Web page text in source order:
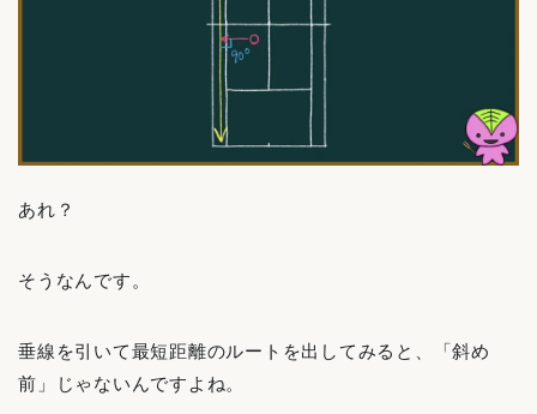
あれ？
そうなんです。
垂線を引いて最短距離のルートを出してみると、「斜め
前」じゃないんですよね。